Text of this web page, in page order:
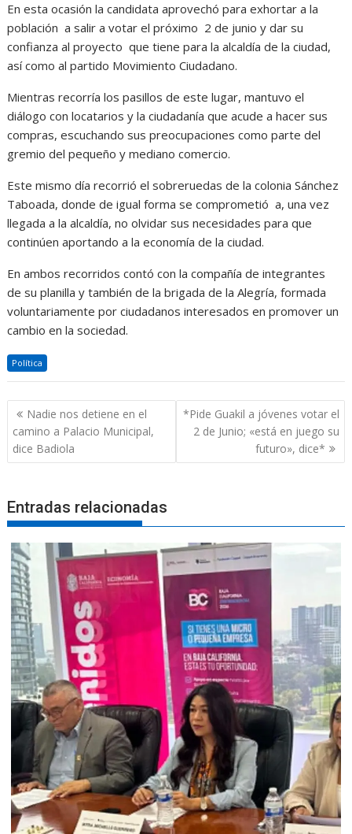
En esta ocasión la candidata aprovechó para exhortar a la
población a salir a votar el próximo 2 de junio y dar su
confianza al proyecto que tiene para la alcaldía de la ciudad,
así como al partido Movimiento Ciudadano.
Mientras recorría los pasillos de este lugar, mantuvo el
diálogo con locatarios y la ciudadanía que acude a hacer sus
compras, escuchando sus preocupaciones como parte del
gremio del pequeño y mediano comercio.
Este mismo día recorrió el sobreruedas de la colonia Sánchez
Taboada, donde de igual forma se comprometió a, una vez
llegada a la alcaldía, no olvidar sus necesidades para que
continúen aportando a la economía de la ciudad.
En ambos recorridos contó con la compañía de integrantes
de su planilla y también de la brigada de la Alegría, formada
voluntariamente por ciudadanos interesados en promover un
cambio en la sociedad.
Política
Navegación
de
entradas
Nadie nos detiene en el
camino a Palacio Municipal,
dice Badiola
*Pide Guakil a jóvenes votar el
2 de Junio; «está en juego su
futuro», dice*
Entradas relacionadas